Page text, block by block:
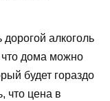
дорогой алкоголь
дома можно
будет гораздо
что цена в